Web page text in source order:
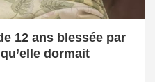
12 ans blessée par
dormait